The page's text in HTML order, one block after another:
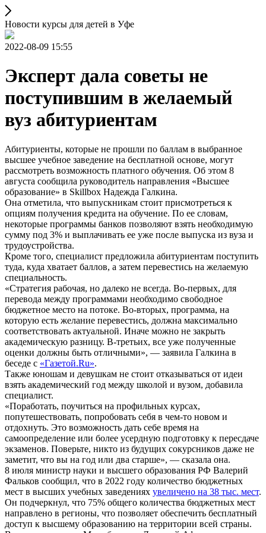
Новости курсы для детей в Уфе
2022-08-09 15:55
Эксперт дала советы не
поступившим в желаемый
вуз абитуриентам
Абитуриенты, которые не прошли по баллам в выбранное
высшее учебное заведение на бесплатной основе, могут
рассмотреть возможность платного обучения. Об этом 8
августа сообщила руководитель направления «Высшее
образование» в Skillbox Надежда Галкина.
Она отметила, что выпускникам стоит присмотреться к
опциям получения кредита на обучение. По ее словам,
некоторые программы банков позволяют взять необходимую
сумму под 3% и выплачивать ее уже после выпуска из вуза и
трудоустройства.
Кроме того, специалист предложила абитуриентам поступить
туда, куда хватает баллов, а затем перевестись на желаемую
специальность.
«Стратегия рабочая, но далеко не всегда. Во-первых, для
перевода между программами необходимо свободное
бюджетное место на потоке. Во-вторых, программа, на
которую есть желание перевестись, должна максимально
соответствовать актуальной. Иначе можно не закрыть
академическую разницу. В-третьих, все уже полученные
оценки должны быть отличными», — заявила Галкина в
беседе с «Газетой.Ru».
Также юношам и девушкам не стоит отказываться от идеи
взять академический год между школой и вузом, добавила
специалист.
«Поработать, поучиться на профильных курсах,
попутешествовать, попробовать себя в чем-то новом и
отдохнуть. Это возможность дать себе время на
самоопределение или более усердную подготовку к пересдаче
экзаменов. Поверьте, никто из будущих сокурсников даже не
заметит, что вы на год или два старше», — сказала она.
8 июля министр науки и высшего образования РФ Валерий
Фальков сообщил, что в 2022 году количество бюджетных
мест в высших учебных заведениях увеличено на 38 тыс. мест.
Он подчеркнул, что 75% общего количества бюджетных мест
направлено в регионы, что позволяет обеспечить бесплатный
доступ к высшему образованию на территории всей страны.